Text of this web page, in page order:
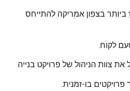
ביותר בצפון אמריקה להתייחס
לקוח.
צוות הניהול של פרויקט בנייה
בו-זמנית.